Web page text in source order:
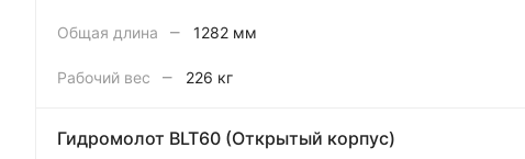
Общая длина – 1282 мм
Рабочий вес – 226 кг
Гидромолот BLT60 (Открытый корпус)